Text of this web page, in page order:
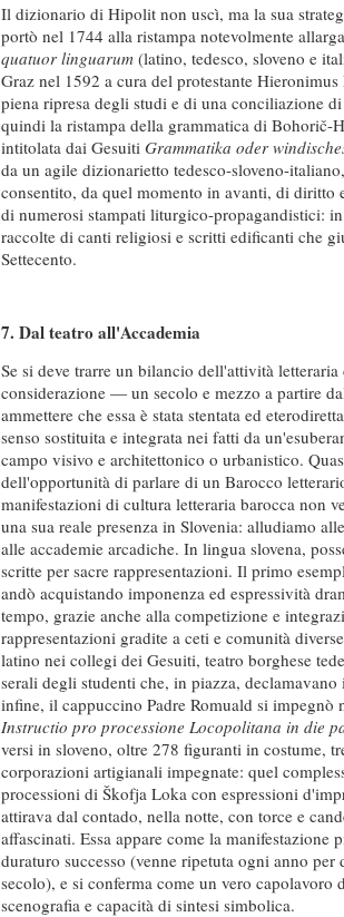
Il dizionario di Hipolit non uscì, ma la sua
portò nel 1744 alla ristampa notevolmente
quatuor linguarum (latino, tedesco, sloveno e
Graz nel 1592 a cura del protestante
piena ripresa degli studi e di una conciliazione
quindi la ristampa della grammatica di Bohorič-
intitolata dai Gesuiti Grammatika oder
da un agile dizionarietto tedesco-sloveno-
consentito, da quel momento in avanti, di diritto
di numerosi stampati liturgico-propagandistici:
raccolte di canti religiosi e scritti edificanti che
Settecento.
7. Dal teatroall'Accademia
Se si deve trarre un bilancio dell'attività
considerazione — un secolo e mezzo a partire
ammettere che essa è stata stentata ed
senso sostituita e integrata nei fatti da
campo visivo e architettonico o urbanistico.
dell'opportunità di parlare di un Barocco
manifestazioni di cultura letteraria barocca non
una sua reale presenza in Slovenia: alludiamo
alle accademie arcadiche. In lingua slovena,
scritte per sacre rappresentazioni. Il primo
andò acquistando imponenza ed espressività
tempo, grazie anche alla competizione e
rappresentazioni gradite a ceti e comunità
latino nei collegi dei Gesuiti, teatro borghese
serali degli studenti che, in piazza,
infine, il cappuccino Padre Romuald si impegnò
Instructio pro processione Locopolitana in die
versi in sloveno, oltre 278 figuranti in costume,
corporazioni artigianali impegnate: quel
processioni di Škofja Loka con espressioni
attirava dal contado, nella notte, con torce e
affascinati. Essa appare come la manifestazione
duraturo successo (venne ripetuta ogni anno
secolo), e si conferma come un vero capolavoro
scenografia e capacità di sintesi simbolica.